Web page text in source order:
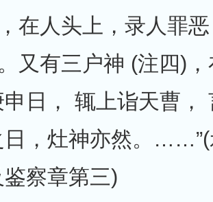
在人头上，录人罪
又有三户神 (注四)
日， 辄上诣天曹，
日，灶神亦然。
察章第三)